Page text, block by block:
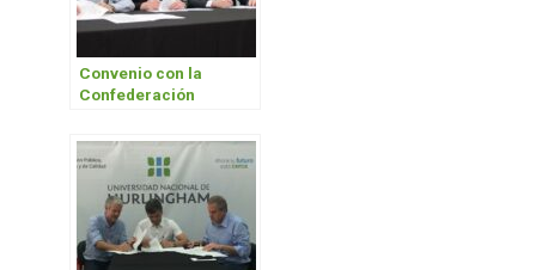
Convenio con la
Confederación
Básquetbol